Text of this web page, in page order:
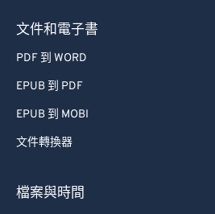
文件和電子書
PDF 到 WORD
EPUB 到 PDF
EPUB 到 MOBI
文件轉換器
檔案與時間